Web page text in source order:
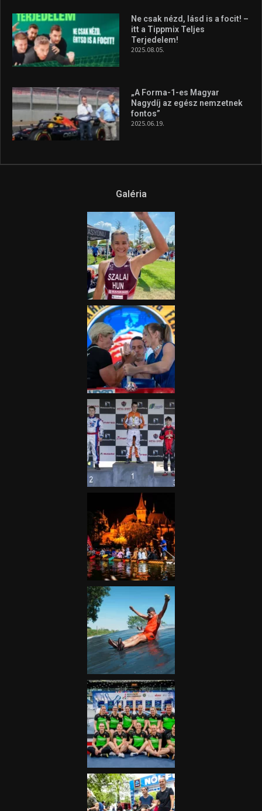
Ne csak nézd, lásd is a focit! –
itt a Tippmix Teljes
Terjedelem!
2025.08.05.
„A Forma-1-es Magyar
Nagydíj az egész nemzetnek
fontos”
2025.06.19.
Galéria